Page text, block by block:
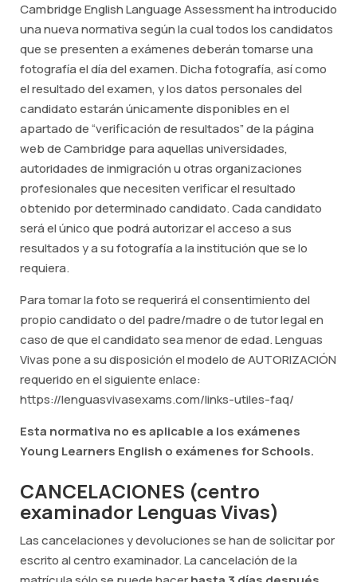
Cambridge English Language Assessment ha introducido
una nueva normativa según la cual todos los candidatos
que se presenten a exámenes deberán tomarse una
fotografía el día del examen. Dicha fotografía, así como
el resultado del examen, y los datos personales del
candidato estarán únicamente disponibles en el
apartado de “verificación de resultados” de la página
web de Cambridge para aquellas universidades,
autoridades de inmigración u otras organizaciones
profesionales que necesiten verificar el resultado
obtenido por determinado candidato. Cada candidato
será el único que podrá autorizar el acceso a sus
resultados y a su fotografía a la institución que se lo
requiera.
Para tomar la foto se requerirá el consentimiento del
propio candidato o del padre/madre o de tutor legal en
caso de que el candidato sea menor de edad. Lenguas
Vivas pone a su disposición el modelo de AUTORIZACIÓN
requerido en el siguiente enlace:
https://lenguasvivasexams.com/links-utiles-faq/
Esta normativa no es aplicable a los exámenes
Young Learners English o exámenes for Schools.
CANCELACIONES (centro
examinador Lenguas Vivas)
Las cancelaciones y devoluciones se han de solicitar por
escrito al centro examinador. La cancelación de la